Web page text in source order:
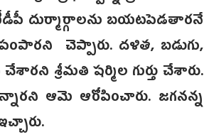
దుర్మార్గాలను బయటపెడతారనే
చెప్పారు. దళిత, బడుగు,
శ్రీమతి షర్మిల గుర్తు చేశారు.
ఆమె ఆరోపించారు. జగనన్న